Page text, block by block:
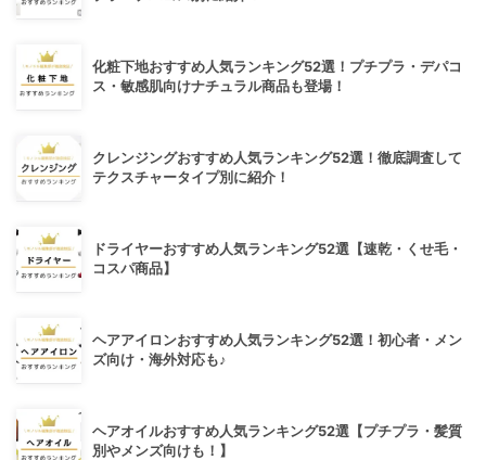
化粧下地おすすめ人気ランキング52選！プチプラ・デパコ
ス・敏感肌向けナチュラル商品も登場！
クレンジングおすすめ人気ランキング52選！徹底調査して
テクスチャータイプ別に紹介！
ドライヤーおすすめ人気ランキング52選【速乾・くせ毛・
コスパ商品】
ヘアアイロンおすすめ人気ランキング52選！初心者・メン
ズ向け・海外対応も♪
ヘアオイルおすすめ人気ランキング52選【プチプラ・髪質
別やメンズ向けも！】